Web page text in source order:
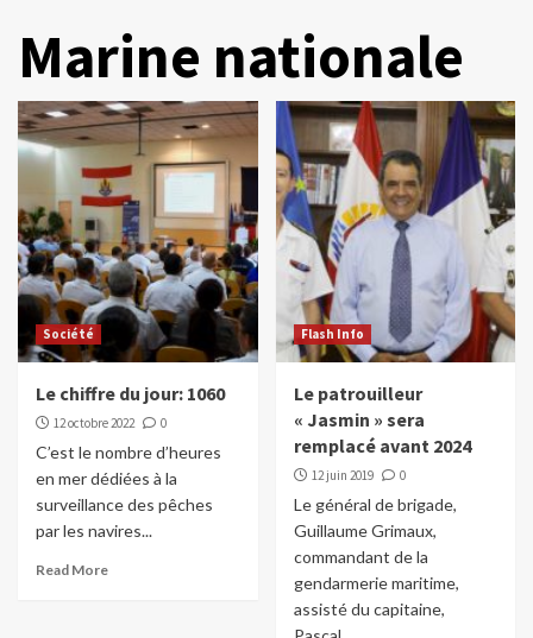
Marine nationale
Société
Le chiffre du jour: 1060
12 octobre 2022 0
C’est le nombre d’heures
en mer dédiées à la
surveillance des pêches
par les navires...
Read More
Flash Info
Le patrouilleur
« Jasmin » sera
remplacé avant 2024
12 juin 2019 0
Le général de brigade,
Guillaume Grimaux,
commandant de la
gendarmerie maritime,
assisté du capitaine,